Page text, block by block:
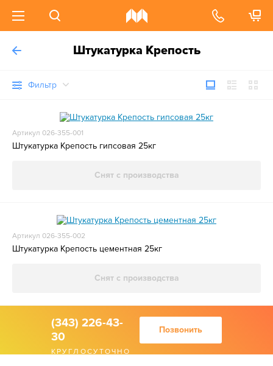
Штукатурка Крепость
Фильтр
Артикул 026-355-001
Штукатурка Крепость гипсовая 25кг
Снят с производства
Артикул 026-355-002
Штукатурка Крепость цементная 25кг
Снят с производства
(343) 226-43-
30
КРУГЛОСУТОЧНО
Позвонить